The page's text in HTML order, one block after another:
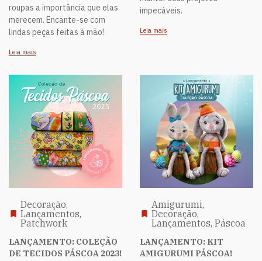
roupas a importância que elas
merecem. Encante-se com
lindas peças feitas à mão!
Leia mais
impecáveis.
Leia mais
Decoração,
Lançamentos,
Patchwork
LANÇAMENTO: COLEÇÃO
DE TECIDOS PÁSCOA 2023!
Amigurumi,
Decoração,
Lançamentos, Páscoa
LANÇAMENTO: KIT
AMIGURUMI PÁSCOA!